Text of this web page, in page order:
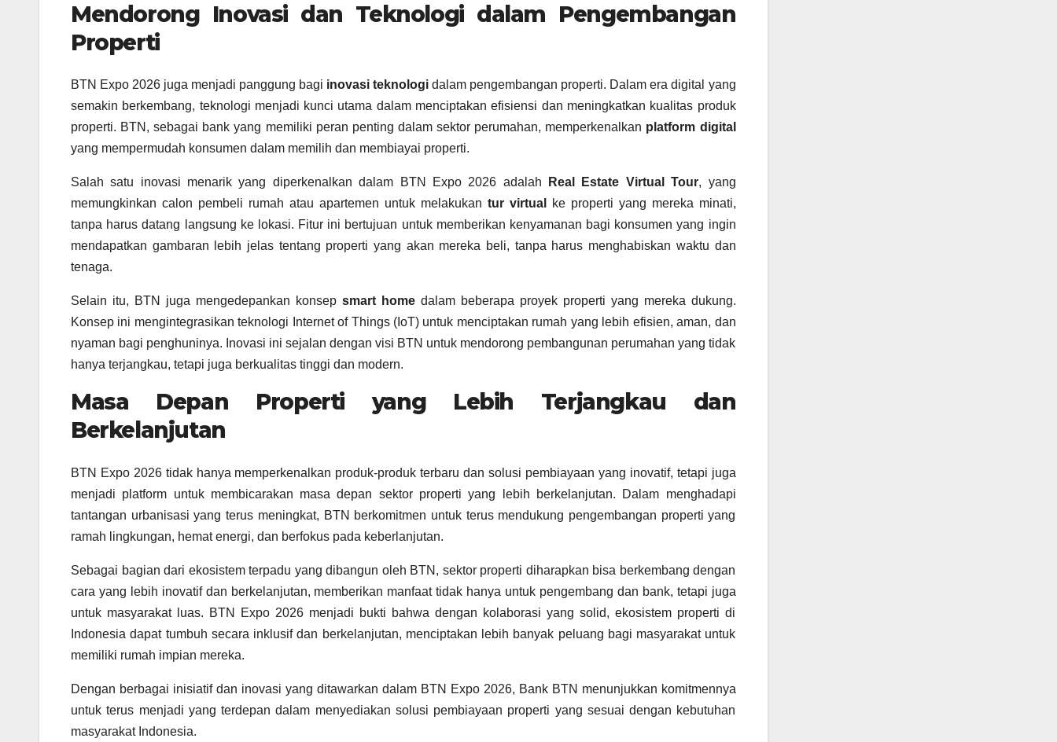
Mendorong Inovasi dan Teknologi dalam Pengembangan
Properti
BTN Expo 2026 juga menjadi panggung bagi inovasi teknologi dalam pengembangan properti. Dalam era digital yang
semakin berkembang, teknologi menjadi kunci utama dalam menciptakan efisiensi dan meningkatkan kualitas produk
properti. BTN, sebagai bank yang memiliki peran penting dalam sektor perumahan, memperkenalkan platform digital
yang mempermudah konsumen dalam memilih dan membiayai properti.
Salah satu inovasi menarik yang diperkenalkan dalam BTN Expo 2026 adalah Real Estate Virtual Tour, yang
memungkinkan calon pembeli rumah atau apartemen untuk melakukan tur virtual
ke properti yang mereka minati,
tanpa harus datang langsung ke lokasi. Fitur ini bertujuan untuk memberikan kenyamanan bagi konsumen yang ingin
mendapatkan gambaran lebih jelas tentang properti yang akan mereka beli, tanpa harus menghabiskan waktu dan
tenaga.
Selain itu, BTN juga mengedepankan konsep smart homedalam beberapa proyek properti yang mereka dukung.
Konsep ini mengintegrasikan teknologi Internet of Things (IoT) untuk menciptakan rumah yang lebih efisien, aman, dan
nyaman bagi penghuninya. Inovasi ini sejalan dengan visi BTN untuk mendorong pembangunan perumahan yang tidak
hanya terjangkau, tetapi juga berkualitas tinggi dan modern.
Masa Depan Properti yang Lebih Terjangkau dan
Berkelanjutan
BTN Expo 2026 tidak hanya memperkenalkan produk-produk terbaru dan solusi pembiayaan yang inovatif, tetapi juga
menjadi platform untuk membicarakan masa depan sektor properti yang lebih berkelanjutan. Dalam menghadapi
tantangan urbanisasi yang terus meningkat, BTN berkomitmen untuk terus mendukung pengembangan properti yang
ramah lingkungan, hemat energi, dan berfokus pada keberlanjutan.
Sebagai bagian dari ekosistem terpadu yang dibangun oleh BTN, sektor properti diharapkan bisa berkembang dengan
cara yang lebih inovatif dan berkelanjutan, memberikan manfaat tidak hanya untuk pengembang dan bank, tetapi juga
untuk masyarakat luas. BTN Expo 2026 menjadi bukti bahwa dengan kolaborasi yang solid, ekosistem properti di
Indonesia dapat tumbuh secara inklusif dan berkelanjutan, menciptakan lebih banyak peluang bagi masyarakat untuk
memiliki rumah impian mereka.
Dengan berbagai inisiatif dan inovasi yang ditawarkan dalam BTN Expo 2026, Bank BTN menunjukkan komitmennya
untuk terus menjadi yang terdepan dalam menyediakan solusi pembiayaan properti yang sesuai dengan kebutuhan
masyarakat Indonesia.